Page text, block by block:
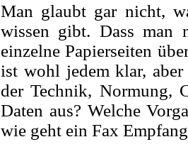
Man glaubt gar nicht,
wissen gibt. Dass man
einzelne Papierseiten
ist wohl jedem klar,
der Technik, Normung,
Daten aus? Welche
wie geht ein Fax